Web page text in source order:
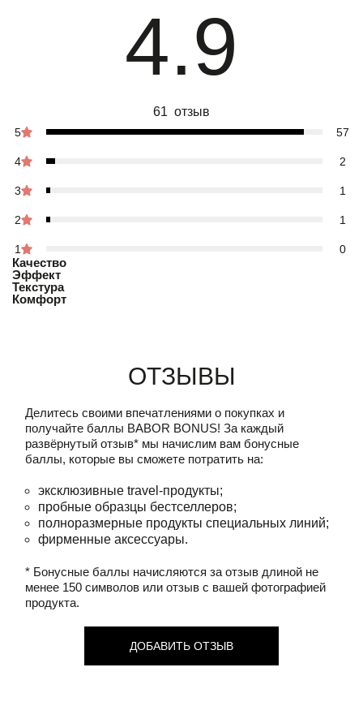
4.9
61 отзыв
5 57
4 2
3 1
2 1
1 0
Качество
Эффект
Текстура
Комфорт
Отзывы
Делитесь своими впечатлениями о покупках и
получайте баллы BABOR BONUS! За каждый
развёрнутый отзыв* мы начислим вам бонусные
баллы, которые вы сможете потратить на:
эксклюзивные travel-продукты;
пробные образцы бестселлеров;
полноразмерные продукты специальных линий;
фирменные аксессуары.
* Бонусные баллы начисляются за отзыв длиной не
менее 150 символов или отзыв с вашей фотографией
продукта.
ДОБАВИТЬ ОТЗЫВ